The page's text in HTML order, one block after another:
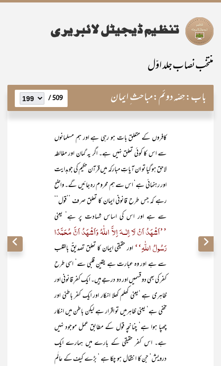
منتخب نصاب جلد اوّل
باب:حِصّہ دوئم:مباحث ِ ایمان 509 /
کافروں کے متعلق بات ہو رہی ہے اور ہم مسلمانوں
سے اس کا کوئی تعلق نہیں ہے۔ اگر یہ گمان اور مغالطہ
لاحق ہو گیا تو ان آیاتِ مبارکہ میں قرآن حکیم کی جو ہدایت
اور رہنمائی ہے‘ اس سے ہم محروم رہ جائیں گے۔ واضح
رہے کہ جس طرح قانونی ایمان کا تعلق صرف ’’قول‘‘
سے ہے اور اس کی اساس شہادت پر ہے‘ یعنی
’’اَشْہَدُ اَنْ لَا اِلٰــہَ اِلاَّ اللّٰہُ وَاَشْہَدُ اَنَّ مُحَمَّدًا
رَسُولُ اللّٰہِ‘‘اور حقیقی ایمان کا تعلق تصدیقٌ بالقلب
سے ہے اور وہ عبارت ہے یقینِ قلبی سے‘ اسی طرح
کفر کی بھی دو قسمیں اور دو درجے ہیں۔ ایک کفرِ قانونی اور
ظاہری ہے ‘یعنی کھلم کھلا انکار اور ایک کفر باطنی اور
مخفی ہے‘ یعنی ظاہرمیں تو اقرار ہے لیکن باطن میں انکار
چھپا ہوا ہے‘ چنانچہ قول کے مطابق عمل موجود نہیں
ہے۔ اس کفر حقیقی کے بارے میں ہمارے ایک
درویش‘ جن کا انتقال ہو چکا ہے ‘ بڑے کیف کے عالَم